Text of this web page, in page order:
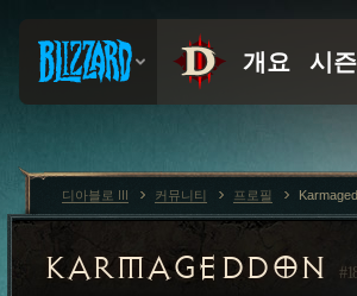
KARMAGEDDON
디아블로 III 커뮤니티 프로필